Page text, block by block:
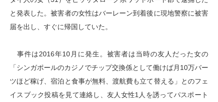
と発表した。被害者の女性はバーレーン到着後に現地警察に被害
届を出し、すぐに帰国していた。
事件は2016年10月に発生。被害者は当時の友人だった女の
「シンガポールのカジノでチップ交換係として働けば月10万バー
ツほど稼げ、宿泊と食事が無料、渡航費も立て替える」とのフェ
イスブック投稿を見て連絡し、友人女性1人を誘ってパスポート